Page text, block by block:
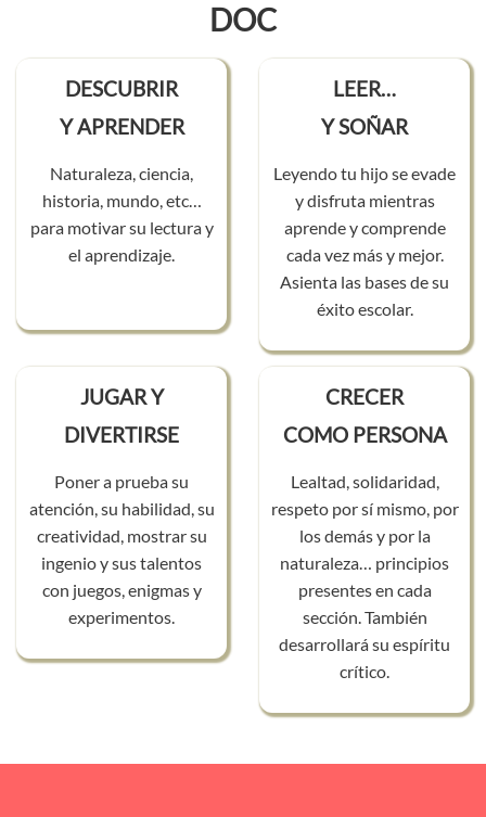
DOC
DESCUBRIR
Y APRENDER
Naturaleza, ciencia,
historia, mundo, etc…
para motivar su lectura y
el aprendizaje.
LEER…
Y SOÑAR
Leyendo tu hijo se evade
y disfruta mientras
aprende y comprende
cada vez más y mejor.
Asienta las bases de su
éxito escolar.
JUGAR Y
DIVERTIRSE
Poner a prueba su
atención, su habilidad, su
creatividad, mostrar su
ingenio y sus talentos
con juegos, enigmas y
experimentos.
CRECER
COMO PERSONA
Lealtad, solidaridad,
respeto por sí mismo, por
los demás y por la
naturaleza… principios
presentes en cada
sección. También
desarrollará su espíritu
crítico.